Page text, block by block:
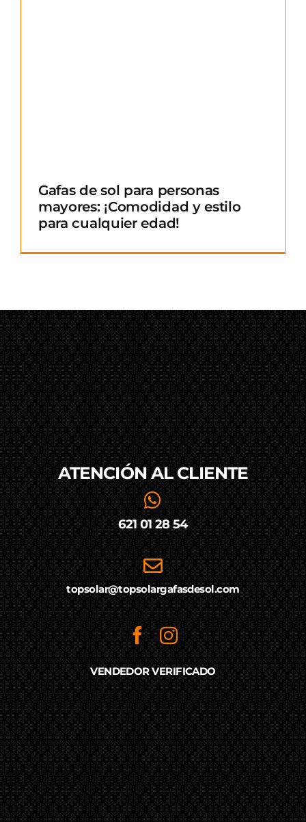
Gafas de sol para personas
mayores: ¡Comodidad y estilo
para cualquier edad!
ATENCIÓN AL CLIENTE
621 01 28 54
topsolar@topsolargafasdesol.com
VENDEDOR VERIFICADO